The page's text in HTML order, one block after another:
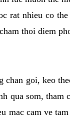
rat nhieu co
thoi diem
goi, keo
qua som,
mac cam ve